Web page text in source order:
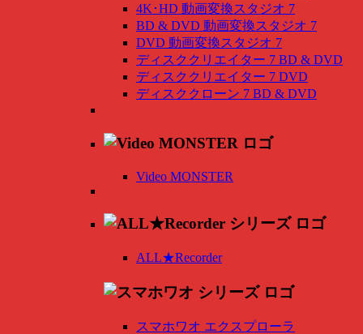
4K･HD 動画変換スタジオ 7
BD & DVD 動画変換スタジオ 7
DVD 動画変換スタジオ 7
ディスククリエイター 7 BD & DVD
ディスククリエイター 7 DVD
ディスククローン 7 BD & DVD
Video MONSTER
ALL★Recorder
スマホワオ エクスプローラ